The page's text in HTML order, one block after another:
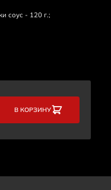
соус - 120 г.;
В КОРЗИНУ